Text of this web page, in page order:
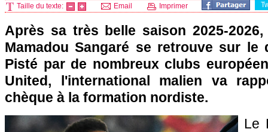
Taille du texte: Email Imprimer
Après sa très belle saison 2025-
Mamadou Sangaré se retrouve sur le
Pisté par de nombreux clubs
United, l'international malien va
chèque à la formation nordiste.
Le